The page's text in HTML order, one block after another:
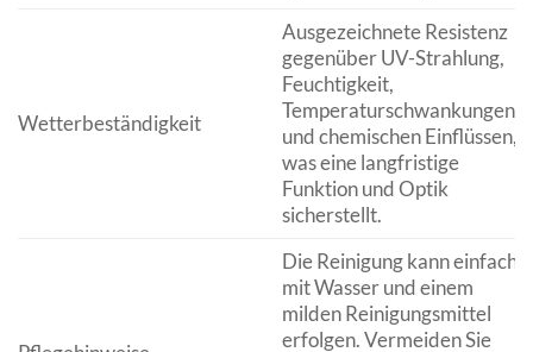
Wetterbeständigkeit
Ausgezeichnete Resistenz
gegenüber UV-Strahlung,
Feuchtigkeit,
Temperaturschwankungen
und chemischen Einflüssen,
was eine langfristige
Funktion und Optik
sicherstellt.
Die Reinigung kann einfach
mit Wasser und einem
milden Reinigungsmittel
erfolgen. Vermeiden Sie